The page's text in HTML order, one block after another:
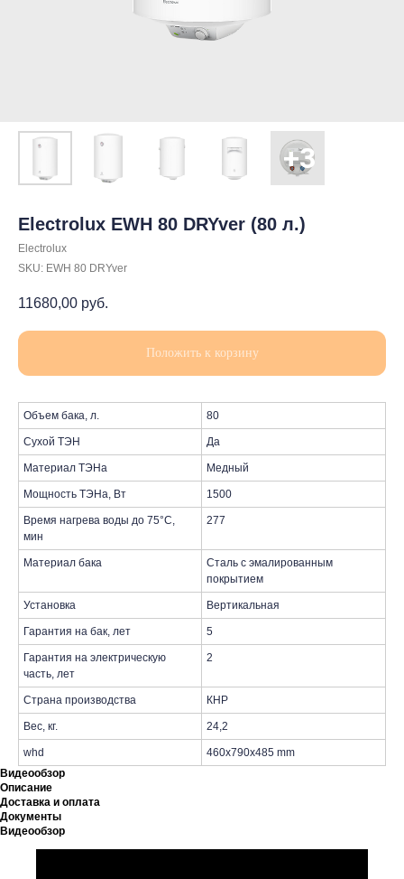
Electrolux EWH 80 DRYver (80 л.)
Electrolux
SKU: EWH 80 DRYver
11680,00 руб.
Положить к корзину
Объем бака, л. 80
Сухой ТЭН Да
Материал ТЭНа Медный
Мощность ТЭНа, Вт 1500
Время нагрева воды до 75°С,
мин
277
Материал бака
Сталь с эмалированным
покрытием
Установка Вертикальная
Гарантия на бак, лет 5
Гарантия на электрическую
часть, лет
2
Страна производства КНР
Вес, кг. 24,2
whd
460x790x485 mm
Видеообзор
Описание
Доставка и оплата
Документы
Видеообзор